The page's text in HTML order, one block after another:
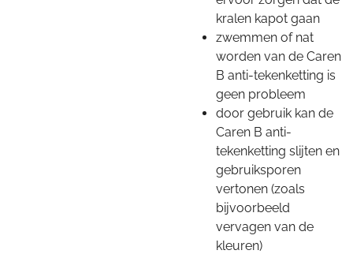
kralen kapot gaan
zwemmen of nat
worden van de Caren
B anti-tekenketting is
geen probleem
door gebruik kan de
Caren B anti-
tekenketting slijten en
gebruiksporen
vertonen (zoals
bijvoorbeeld
vervagen van de
kleuren)